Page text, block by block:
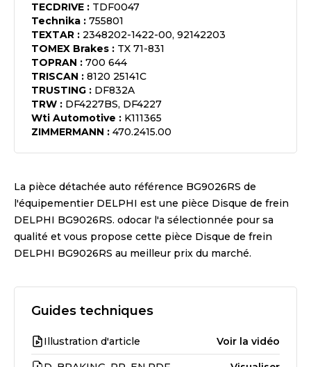
TECDRIVE : TDF0047
Technika : 755801
TEXTAR : 2348202-1422-00, 92142203
TOMEX Brakes : TX 71-831
TOPRAN : 700 644
TRISCAN : 8120 25141C
TRUSTING : DF832A
TRW : DF4227BS, DF4227
Wti Automotive : K111365
ZIMMERMANN : 470.2415.00
La pièce détachée auto référence BG9026RS de
l'équipementier DELPHI est une pièce Disque de frein
DELPHI BG9026RS. odocar l'a sélectionnée pour sa
qualité et vous propose cette pièce Disque de frein
DELPHI BG9026RS au meilleur prix du marché.
Guides techniques
Illustration d'article Voir la vidéo